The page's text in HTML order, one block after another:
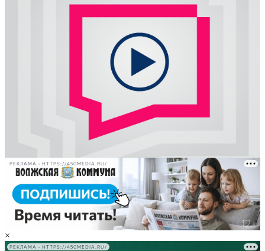
РЕКЛАМА • HTTPS://450MEDIA.RU/
×
РЕКЛАМА • HTTPS://450MEDIA.RU/